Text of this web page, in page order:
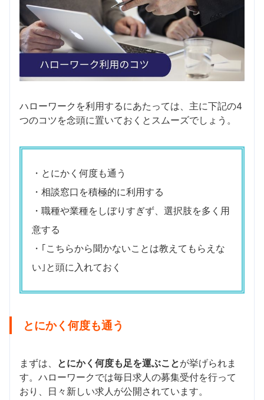
ハローワークを利用するにあたっては、主に下記の4
つのコツを念頭に置いておくとスムーズでしょう。
・とにかく何度も通う
・相談窓口を積極的に利用する
・職種や業種をしぼりすぎず、選択肢を多く用
意する
・｢こちらから聞かないことは教えてもらえな
い｣と頭に入れておく
とにかく何度も通う
まずは、 とにかく何度も足を運ぶことが挙げられま
す。ハローワークでは毎日求人の募集受付を行って
おり、日々新しい求人が公開されています。